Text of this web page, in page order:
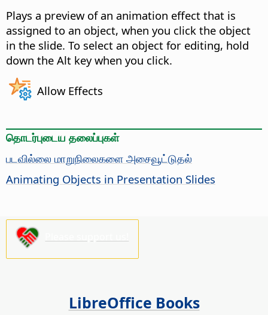
Plays a preview of an animation effect that is
assigned to an object, when you click the object
in the slide. To select an object for editing, hold
down the Alt key when you click.
Allow Effects
தொடர்புடைய தலைப்புகள்
படவில்லை மாறுநிலைகளை அசைவூட்டுதல்
Animating Objects in Presentation Slides
LibreOffice Books